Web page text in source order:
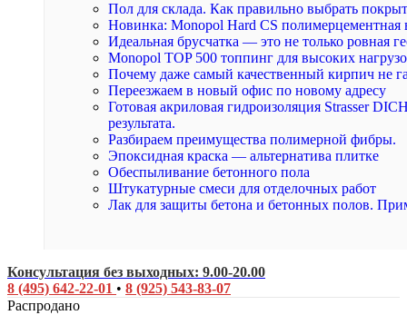
Пол для склада. Как правильно выбрать
Новинка: Monopol Hard CS полимерцементная
Идеальная брусчатка — это не только ровная
Monopol TOP 500 топпинг для высоких
Почему даже самый качественный кирпич не
Переезжаем в новый офис по новому адресу
Готовая акриловая гидроизоляция Strasser
результата.
Разбираем преимущества полимерной фибры.
Эпоксидная краска — альтернатива плитке
Обеспыливание бетонного пола
Штукатурные смеси для отделочных работ
Лак для защиты бетона и бетонных полов.
Консультация без выходных: 9.00-20.00
8 (495) 642-22-01 • 8 (925) 543-83-07
Распродано